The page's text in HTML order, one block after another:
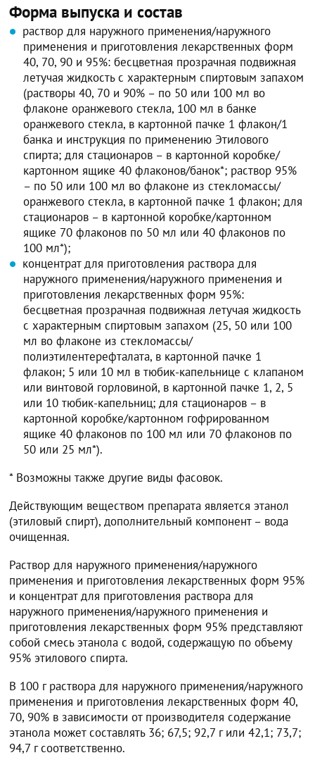
Форма выпуска и состав
раствор для наружного применения/наружного
применения и приготовления лекарственных форм
40, 70, 90 и 95%: бесцветная прозрачная подвижная
летучая жидкость с характерным спиртовым запахом
(растворы 40, 70 и 90% – по 50 или 100 мл во
флаконе оранжевого стекла, 100 мл в банке
оранжевого стекла, в картонной пачке 1 флакон/1
банка и инструкция по применению Этилового
спирта; для стационаров – в картонной коробке/
картонном ящике 40 флаконов/банок*; раствор 95%
– по 50 или 100 мл во флаконе из стекломассы/
оранжевого стекла, в картонной пачке 1 флакон; для
стационаров – в картонной коробке/картонном
ящике 70 флаконов по 50 мл или 40 флаконов по
100 мл*);
концентрат для приготовления раствора для
наружного применения/наружного применения и
приготовления лекарственных форм 95%:
бесцветная прозрачная подвижная летучая жидкость
с характерным спиртовым запахом (25, 50 или 100
мл во флаконе из стекломассы/
полиэтилентерефталата, в картонной пачке 1
флакон; 5 или 10 мл в тюбик-капельнице с клапаном
или винтовой горловиной, в картонной пачке 1, 2, 5
или 10 тюбик-капельниц; для стационаров – в
картонной коробке/картонном гофрированном
ящике 40 флаконов по 100 мл или 70 флаконов по
50 или 25 мл*).
* Возможны также другие виды фасовок.
Действующим веществом препарата является этанол
(этиловый спирт), дополнительный компонент – вода
очищенная.
Раствор для наружного применения/наружного
применения и приготовления лекарственных форм 95%
и концентрат для приготовления раствора для
наружного применения/наружного применения и
приготовления лекарственных форм 95% представляют
собой смесь этанола с водой, содержащую по объему
95% этилового спирта.
В 100 г раствора для наружного применения/наружного
применения и приготовления лекарственных форм 40,
70, 90% в зависимости от производителя содержание
этанола может составлять 36; 67,5; 92,7 г или 42,1; 73,7;
94,7 г соответственно.